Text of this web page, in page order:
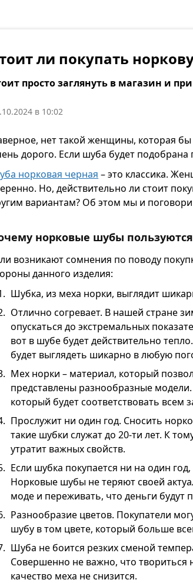
ли покупать
просто заглянуть в магазин и
в 10:02
нет такой женщины, которая
дорого. Если шуба будет
норковая черная – это классика.
Но, действительно ли стоит
вариантам? Об этом мы и
норковые шубы
возникают сомнения по поводу
данного изделия:
Шубка, из меха норки, выглядит
Отлично согревает. В нашей стране
опускаться до экстремальных
вот в шубе будет действительно
будет выглядеть шикарно в любую
Мех норки – материал, который
представлены разнообразные
который будет соответствовать всем
Прослужит ни один год. Сносить
такие шубки служат до 20-ти лет. К
утратит важных свойств.
Если шубка покупается ни на один
Норковые шубы не теряют своей
моде и переживать, что деньги будут
Разнообразие цветов. Покупатели
шубу в том цвете, который больше
Шуба не боится резких сменой
Совершенно не важно, что твориться
качество меха не снизится.